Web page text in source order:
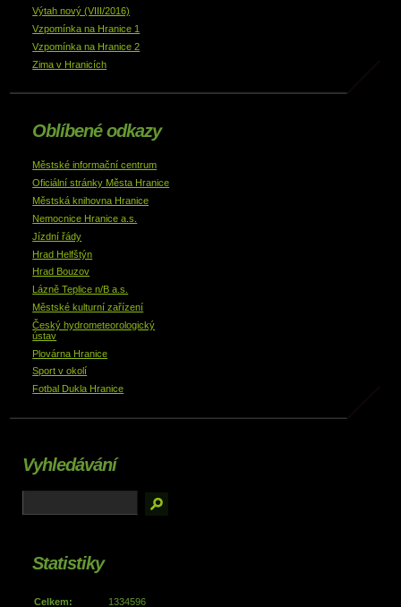
Výtah nový (VIII/2016)
Vzpomínka na Hranice 1
Vzpomínka na Hranice 2
Zima v Hranicích
Oblíbené odkazy
Městské informační centrum
Oficiální stránky Města Hranice
Městská knihovna Hranice
Nemocnice Hranice a.s.
Jízdní řády
Hrad Helfštýn
Hrad Bouzov
Lázně Teplice n/B a.s.
Městské kulturní zařízení
Český hydrometeorologický
ústav
Plovárna Hranice
Sport v okolí
Fotbal Dukla Hranice
Vyhledávání
Statistiky
Celkem: 1334596